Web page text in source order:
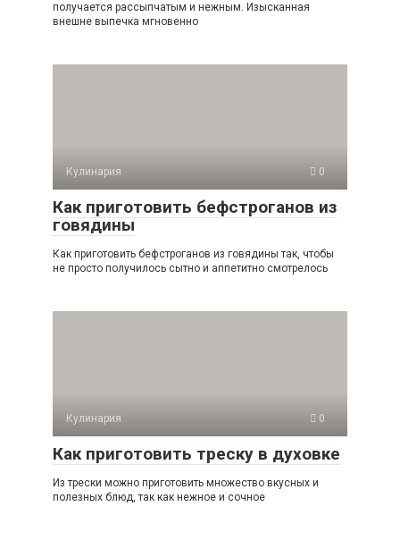
получается рассыпчатым и нежным. Изысканная
внешне выпечка мгновенно
Кулинария 0
Как приготовить бефстроганов из
говядины
Как приготовить бефстроганов из говядины так, чтобы
не просто получилось сытно и аппетитно смотрелось
Кулинария 0
Как приготовить треску в духовке
Из трески можно приготовить множество вкусных и
полезных блюд, так как нежное и сочное